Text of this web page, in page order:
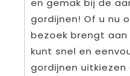
en gemak bij de
gordijnen! Of u nu
bezoek brengt aan
kunt snel en
gordijnen uitkiezen